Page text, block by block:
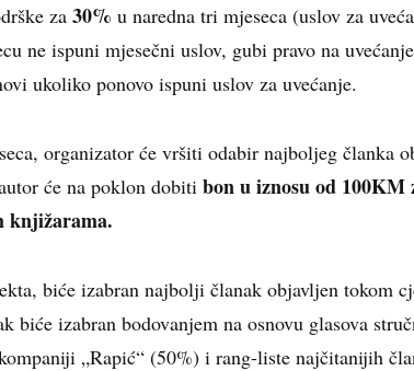
za 30% u naredna tri mjeseca (uslov za
ne ispuni mjesečni uslov, gubi pravo na
ukoliko ponovo ispuni uslov za uvećanje.
organizator će vršiti odabir najboljeg članka
će na poklon dobiti bon u iznosu od
knjižarama.
biće izabran najbolji članak objavljen tokom
biće izabran bodovanjem na osnovu glasova
„Rapić“ (50%) i rang-liste najčitanijih